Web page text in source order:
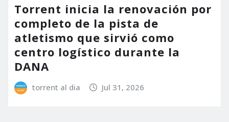
Torrent inicia la renovación por
completo de la pista de
atletismo que sirvió como
centro logístico durante la
DANA
torrent al dia Jul 31, 2026